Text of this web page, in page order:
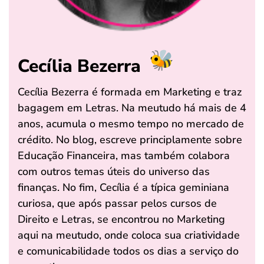
Cecília Bezerra
Cecília Bezerra é formada em Marketing e traz
bagagem em Letras. Na meutudo há mais de 4
anos, acumula o mesmo tempo no mercado de
crédito. No blog, escreve principlamente sobre
Educação Financeira, mas também colabora
com outros temas úteis do universo das
finanças. No fim, Cecília é a típica geminiana
curiosa, que após passar pelos cursos de
Direito e Letras, se encontrou no Marketing
aqui na meutudo, onde coloca sua criatividade
e comunicabilidade todos os dias a serviço do